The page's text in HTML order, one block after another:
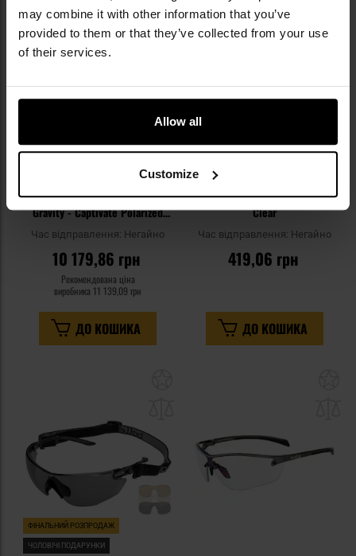
may combine it with other information that you’ve
provided to them or that they’ve collected from your use
of their services.
Allow all
Customize
Додати
до
списку
Тактичні окуляри Wiley X
Gravity - Captivate Polarized
Blue/Black Crystal
Час відправлення: Негайно
10 179,86 грн
Рекомендована ціна
виробника 11 139,09 грн
ДО КОШИКА
Тактичні окуляри Bolle NESS -
Clear
Час відправлення: Негайно
419,06 грн
ДО КОШИКА
уподобань
ФІНАЛЬНИЙ РОЗПРОДАЖ
ЧОЛОВІЧІ ПОДАРУНКИ